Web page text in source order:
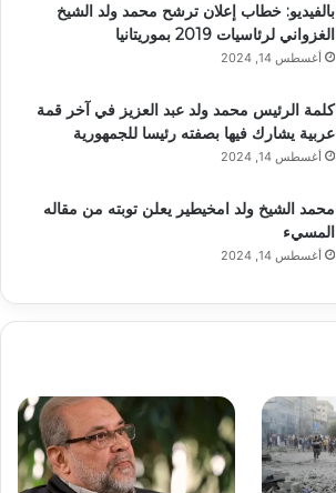
بالفيديو: خطاب إعلان ترشح محمد ولد الشيخ
الغزواني لرئاسيات 2019 بموريتانيا
أغسطس 14, 2024
كلمة الرئيس محمد ولد عبد العزيز في آخر قمة
عربية يشارك فيها بصفته رئيسا للجمهورية
أغسطس 14, 2024
محمد الشيخ ولد امخيطير يعلن توبته من مقاله
المسيء
أغسطس 14, 2024